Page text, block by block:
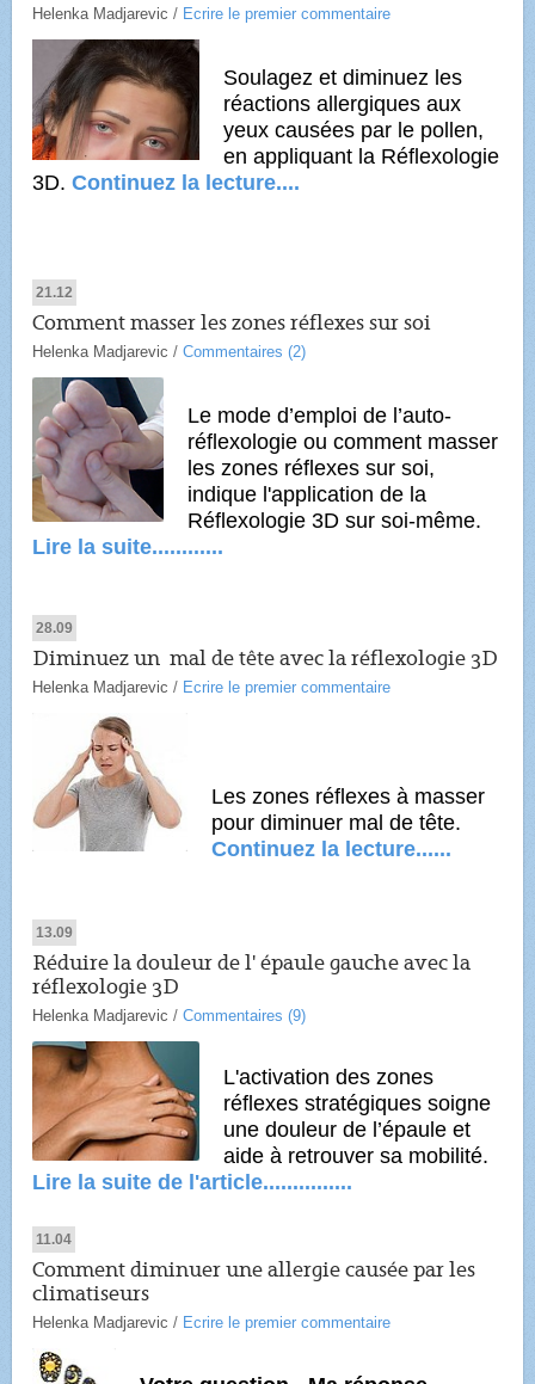
Helenka Madjarevic / Ecrire le premier commentaire
Soulagez et diminuez les
réactions allergiques aux
yeux causées par le pollen,
en appliquant la Réflexologie
3D.Continuez la lecture....
21.12
Comment masser les zones réflexes sur soi
Helenka Madjarevic /Commentaires (2)
Le mode d’emploi de l’auto-
réflexologie ou comment masser
les zones réflexes sur soi,
indique l'application de la
Réflexologie 3D sur soi-même.
Lire la suite............
28.09
Diminuez un mal de tête avec la réflexologie 3D
Helenka Madjarevic / Ecrire le premier commentaire
Les zones réflexes à masser
pour diminuer mal de tête.
Continuez la lecture......
13.09
Réduire la douleur de l' épaule gauche avec la
réflexologie 3D
Helenka Madjarevic /Commentaires (9)
L'activation des zones
réflexes stratégiques soigne
une douleur de l’épaule et
aide à retrouver sa mobilité.
Lire la suite de l'article...............
11.04
Comment diminuer une allergie causée par les
climatiseurs
Helenka Madjarevic / Ecrire le premier commentaire